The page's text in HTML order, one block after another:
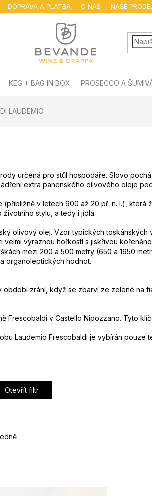
DOPRAVA A PLATBA O NÁS NAŠE
KEG + BAG IN BOX PROSECCO A
LAUDEMIO
určená pro stůl hospodáře. Slovo
extra panenského olivového oleje
v letech 900 až 20 př. n. l.),
stylu, a tedy i jídla.
olivový olej. Vzor typických toskánských
výraznou hořkostí s jiskřivou
mezi 200 a 500 metry (650 a 1650
organoleptických hodnot.
zrání, když se zbarví ze zelené na
Frescobaldi v Castello Nipozzano. Tyto
Laudemio Frescobaldi je vybírán pouze
Otevřít filtr